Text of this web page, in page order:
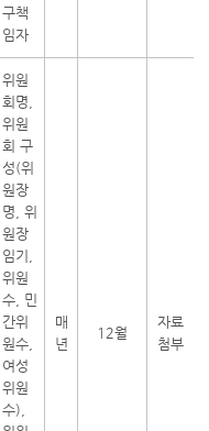
구책
임자
위원
회명,
위원
회 구
성(위
원장
명, 위
원장
임기,
위원
수, 민
간위
원수,
여성
위원
수),
매
년
12월
자료
첨부